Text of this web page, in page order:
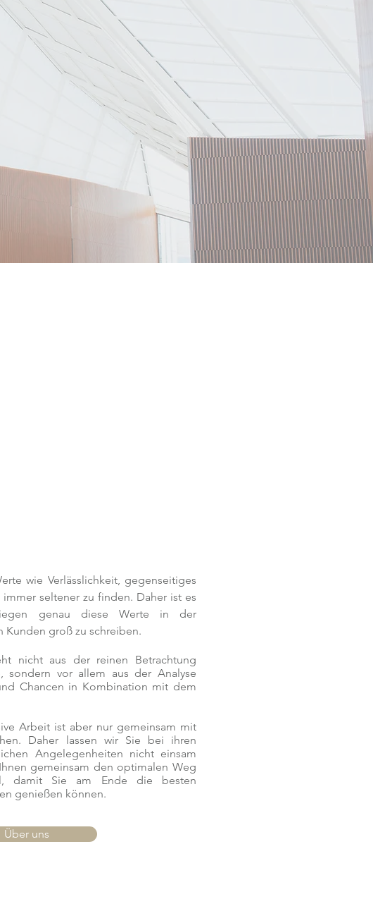
wie Verlässlichkeit, gegenseitiges
seltener zu finden. Daher ist es
genau diese Werte in der
Kunden groß zu schreiben.
nicht aus der reinen Betrachtung
sondern vor allem aus der Analyse
Chancen in Kombination mit dem
Arbeit ist aber nur gemeinsam mit
Daher lassen wir Sie bei ihren
Angelegenheiten nicht einsam
gemeinsam den optimalen Weg
damit Sie am Ende die besten
genießen können.
Über uns